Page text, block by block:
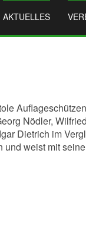
AKTUELLES
Nödler,
Dietrich im
weist mit